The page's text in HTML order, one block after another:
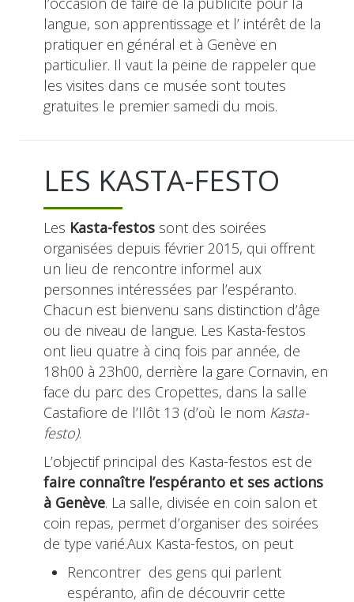
langue, son apprentissage et l’ intérêt de la
pratiquer en général et à Genève en
particulier. Il vaut la peine de rappeler que
les visites dans ce musée sont toutes
gratuites le premier samedi du mois.
LES KASTA-FESTO
Les Kasta-festos sont des soirées
organisées depuis février 2015, qui offrent
un lieu de rencontre informel aux
personnes intéressées par l’espéranto.
Chacun est bienvenu sans distinction d’âge
ou de niveau de langue. Les Kasta-festos
ont lieu quatre à cinq fois par année, de
18h00 à 23h00, derrière la gare Cornavin, en
face du parc des Cropettes, dans la salle
Castafiore de l’Ilôt 13 (d’où le nom Kasta-
festo).
L’objectif principal des Kasta-festos est de
faire connaître l’espéranto et ses actions
à Genève. La salle, divisée en coin salon et
coin repas, permet d’organiser des soirées
de type varié.Aux Kasta-festos, on peut
Rencontrer des gens qui parlent
espéranto, afin de découvrir cette